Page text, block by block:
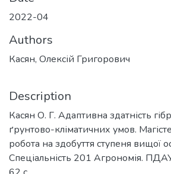
2022-04
Authors
Касян, Олексій Григорович
Description
Касян О. Г. Адаптивна здатність
ґрунтово-кліматичних умов.
робота на здобуття ступеня вищої
Спеціальність 201 Агрономія.